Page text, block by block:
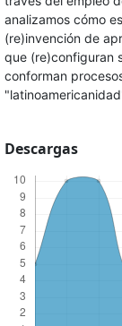
analizamos cómo
(re)invención de
que (re)configuran
conforman
Descargas